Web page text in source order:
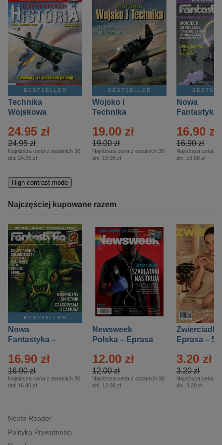
BESTSELLER
Technika
Wojskowa
– 2/2026
24.95 zł
24.95 zł
Najniższa cena z ostatnich 30
dni: 24.95 zł
BESTSELLER
Wojsko i
Technika
Specjalne –
Eprasa – 2/2026
19.00 zł
19.00 zł
Najniższa cena z ostatnich 30
dni: 19.00 zł
Nowa
Fantastyka
16.90 zł
16.90 zł
Najniższa cena z
dni: 16.90 zł
High-contrast mode
Najczęściej kupowane razem
BESTSELLER
Nowa
Fantastyka –
16.90 zł
16.90 zł
Najniższa cena z ostatnich 30
dni: 16.90 zł
Newsweek
Polska – Eprasa
12.00 zł
12.00 zł
Najniższa cena z ostatnich 30
dni: 12.00 zł
Zwierciadło
Eprasa – 5/
3.20 zł
3.20 zł
Najniższa cena z
dni: 3.20 zł
Nexto Reader
Polityka Prywatności